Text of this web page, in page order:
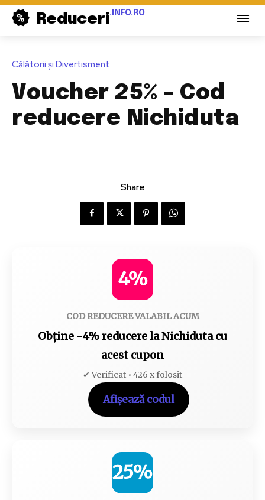
Reduceri.INFO.RO
Călătorii și Divertisment
Voucher 25% – Cod
reducere Nichiduta
Share
4%
COD REDUCERE VALABIL ACUM
Obține -4% reducere la Nichiduta cu
acest cupon
✔ Verificat • 426 x folosit
Afișează codul
25%